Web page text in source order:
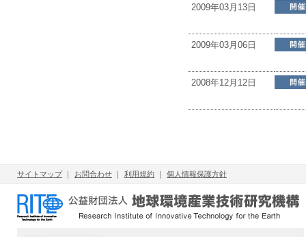
2009年03月13日
2009年03月06日
2008年12月12日
サイトマップ｜ お問合わせ ｜ 利用規約 ｜ 個人情報保護方針